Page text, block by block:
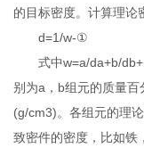
的目标密度。计算理论
d=1/w-①
式中w=a/da+b/
别为a，b组元的质量
(g/cm3)。各组元的理
致密件的密度，比如铁